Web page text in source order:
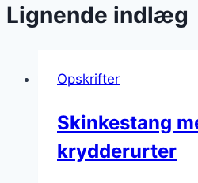
Lignende indlæg
Opskrifter
Skinkestang
krydderurter